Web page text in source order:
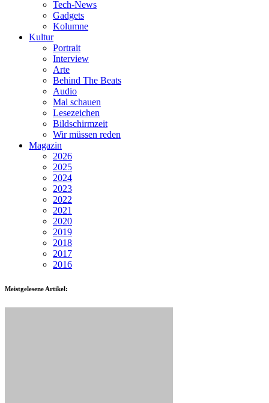
Tech-News
Gadgets
Kolumne
Kultur
Portrait
Interview
Arte
Behind The Beats
Audio
Mal schauen
Lesezeichen
Bildschirmzeit
Wir müssen reden
Magazin
2026
2025
2024
2023
2022
2021
2020
2019
2018
2017
2016
Meistgelesene Artikel: